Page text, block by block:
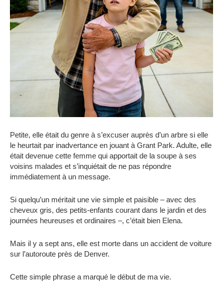
Petite, elle était du genre à s’excuser auprès d’un arbre si elle
le heurtait par inadvertance en jouant à Grant Park. Adulte, elle
était devenue cette femme qui apportait de la soupe à ses
voisins malades et s’inquiétait de ne pas répondre
immédiatement à un message.
Si quelqu’un méritait une vie simple et paisible – avec des
cheveux gris, des petits-enfants courant dans le jardin et des
journées heureuses et ordinaires –, c’était bien Elena.
Mais il y a sept ans, elle est morte dans un accident de voiture
sur l’autoroute près de Denver.
Cette simple phrase a marqué le début de ma vie.